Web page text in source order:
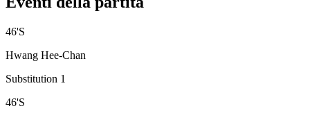
46'S
Hwang Hee-Chan
Substitution 1
46'S